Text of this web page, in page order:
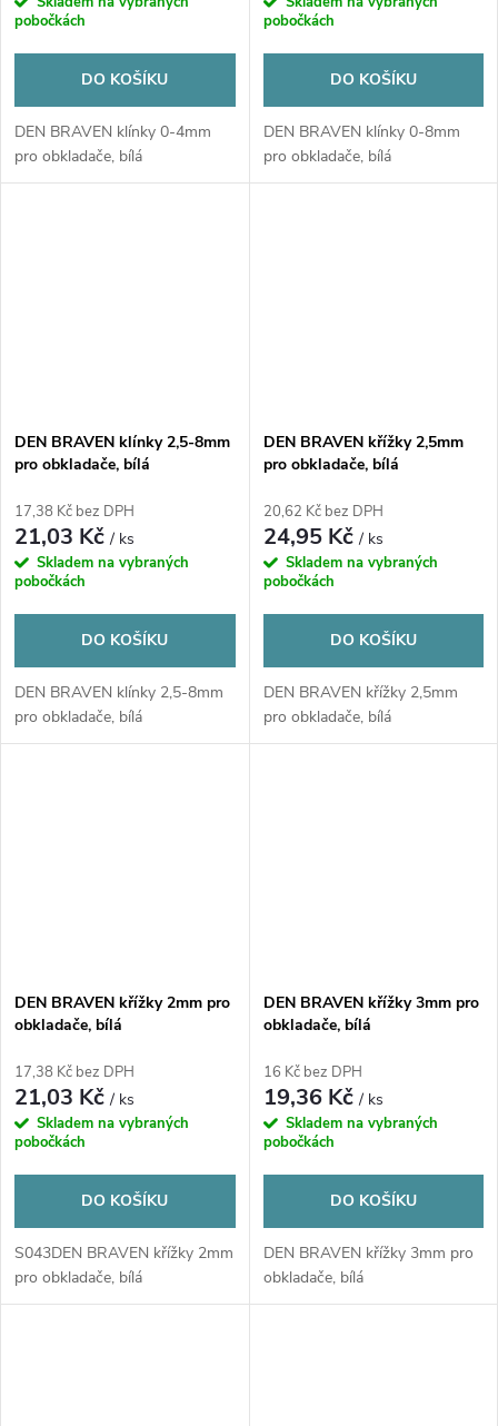
pobočkách
DO KOŠÍKU
DEN BRAVEN klínky 0-4mm
pro obkladače, bílá
pobočkách
DO KOŠÍKU
DEN BRAVEN klínky 0-8mm
pro obkladače, bílá
DEN BRAVEN klínky 2,5-8mm
pro obkladače, bílá
17,38 Kč bez DPH
21,03 Kč/ ks
Skladem na vybraných
pobočkách
DO KOŠÍKU
DEN BRAVEN klínky 2,5-8mm
pro obkladače, bílá
DEN BRAVEN křížky 2,5mm
pro obkladače, bílá
20,62 Kč bez DPH
24,95 Kč/ ks
Skladem na vybraných
pobočkách
DO KOŠÍKU
DEN BRAVEN křížky 2,5mm
pro obkladače, bílá
DEN BRAVEN křížky 2mm pro
obkladače, bílá
17,38 Kč bez DPH
21,03 Kč/ ks
Skladem na vybraných
pobočkách
DO KOŠÍKU
S043DEN BRAVEN křížky 2mm
pro obkladače, bílá
DEN BRAVEN křížky 3mm pro
obkladače, bílá
16 Kč bez DPH
19,36 Kč/ ks
Skladem na vybraných
pobočkách
DO KOŠÍKU
DEN BRAVEN křížky 3mm pro
obkladače, bílá